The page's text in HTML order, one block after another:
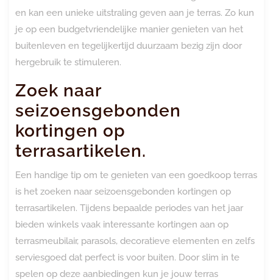
en kan een unieke uitstraling geven aan je terras. Zo kun
je op een budgetvriendelijke manier genieten van het
buitenleven en tegelijkertijd duurzaam bezig zijn door
hergebruik te stimuleren.
Zoek naar
seizoensgebonden
kortingen op
terrasartikelen.
Een handige tip om te genieten van een goedkoop terras
is het zoeken naar seizoensgebonden kortingen op
terrasartikelen. Tijdens bepaalde periodes van het jaar
bieden winkels vaak interessante kortingen aan op
terrasmeubilair, parasols, decoratieve elementen en zelfs
serviesgoed dat perfect is voor buiten. Door slim in te
spelen op deze aanbiedingen kun je jouw terras